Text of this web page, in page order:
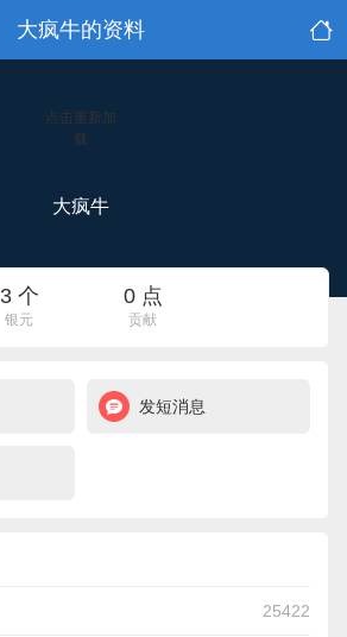
大疯牛的资料
点击重新加
载
大疯牛
3 个
银元
0 点
贡献
发短消息
25422